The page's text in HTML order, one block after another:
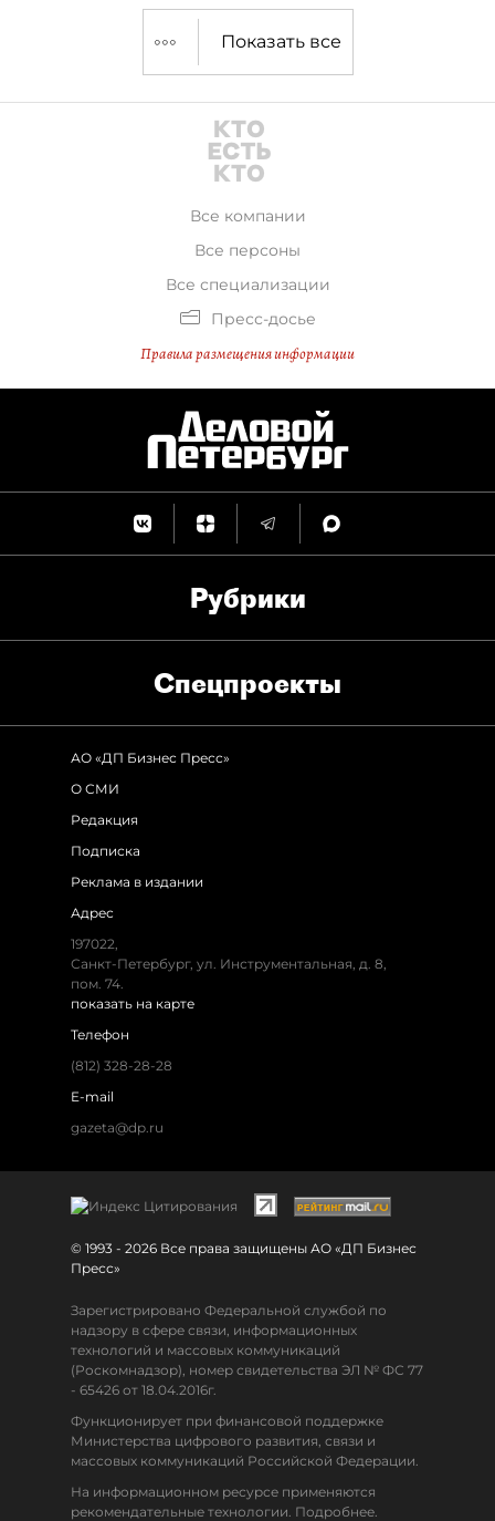
Показать все
Все компании
Все персоны
Все специализации
Пресс-досье
Правила размещения информации
Рубрики
Спец­проекты
АО «ДП Бизнес Пресс»
О СМИ
Редакция
Подписка
Реклама в издании
Адрес
197022,
Санкт-Петербург, ул. Инструментальная, д. 8,
пом. 74.
показать на карте
Телефон
(812) 328-28-28
E-mail
gazeta@dp.ru
© 1993 - 2026 Все права защищены АО «ДП Бизнес
Пресс»
Зарегистрировано Федеральной службой по
надзору в сфере связи, информационных
технологий и массовых коммуникаций
(Роскомнадзор), номер свидетельства ЭЛ № ФС 77
- 65426 от 18.04.2016г.
Функционирует при финансовой поддержке
Министерства цифрового развития, связи и
массовых коммуникаций Российской Федерации.
На информационном ресурсе применяются
рекомендательные технологии. Подробнее.